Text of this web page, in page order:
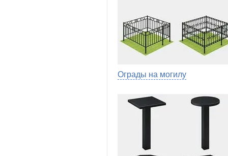
Ограды на могилу